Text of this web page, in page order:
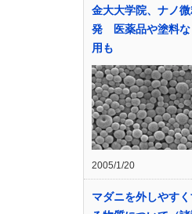
金大大学院、ナノ
発 医薬品や塗料な
用も
2005/1/20
マダニを外しやす